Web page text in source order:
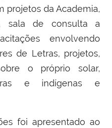
projetos da Academia,
sala de consulta a
envolvendo
de Letras, projetos,
o próprio solar,
e indígenas e
foi apresentado ao